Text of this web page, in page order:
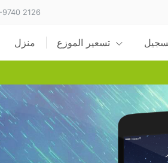
2126
منزل